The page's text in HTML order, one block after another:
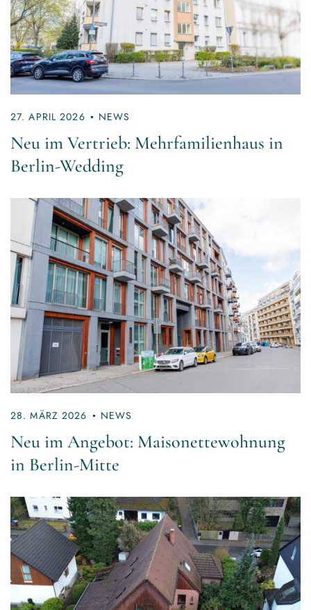
27. APRIL 2026 NEWS
Neu im Vertrieb: Mehrfamilienhaus in
Berlin-Wedding
28. MÄRZ 2026 NEWS
Neu im Angebot: Maisonettewohnung
in Berlin-Mitte